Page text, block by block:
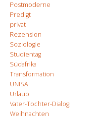
Postmoderne
Predigt
privat
Rezension
Soziologie
Studientag
Südafrika
Transformation
UNISA
Urlaub
Vater-Tochter-Dialog
Weihnachten